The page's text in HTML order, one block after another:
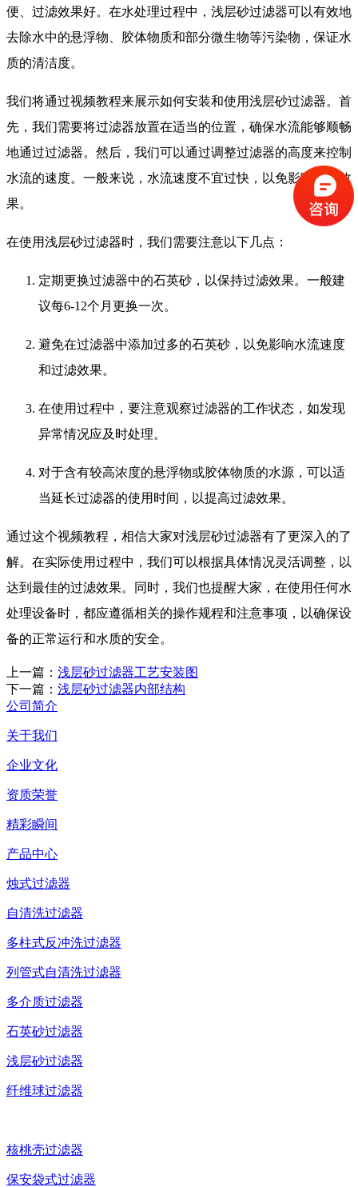
便、过滤效果好。在水处理过程中，浅层砂过滤器可以有效地
去除水中的悬浮物、胶体物质和部分微生物等污染物，保证水
质的清洁度。
我们将通过视频教程来展示如何安装和使用浅层砂过滤器。首
先，我们需要将过滤器放置在适当的位置，确保水流能够顺畅
地通过过滤器。然后，我们可以通过调整过滤器的高度来控制
水流的速度。一般来说，水流速度不宜过快，以免影响过滤效
果。
在使用浅层砂过滤器时，我们需要注意以下几点：
定期更换过滤器中的石英砂，以保持过滤效果。一般建
议每6-12个月更换一次。
避免在过滤器中添加过多的石英砂，以免影响水流速度
和过滤效果。
在使用过程中，要注意观察过滤器的工作状态，如发现
异常情况应及时处理。
对于含有较高浓度的悬浮物或胶体物质的水源，可以适
当延长过滤器的使用时间，以提高过滤效果。
通过这个视频教程，相信大家对浅层砂过滤器有了更深入的了
解。在实际使用过程中，我们可以根据具体情况灵活调整，以
达到最佳的过滤效果。同时，我们也提醒大家，在使用任何水
处理设备时，都应遵循相关的操作规程和注意事项，以确保设
备的正常运行和水质的安全。
上一篇： 浅层砂过滤器工艺安装图
下一篇： 浅层砂过滤器内部结构
公司简介
关于我们
企业文化
资质荣誉
精彩瞬间
产品中心
烛式过滤器
自清洗过滤器
多柱式反冲洗过滤器
列管式自清洗过滤器
多介质过滤器
石英砂过滤器
浅层砂过滤器
纤维球过滤器
核桃壳过滤器
保安袋式过滤器